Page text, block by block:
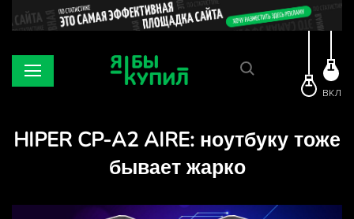
ВКЛ
HIPER CP-A2 AIRE: ноутбуку тоже
бывает жарко